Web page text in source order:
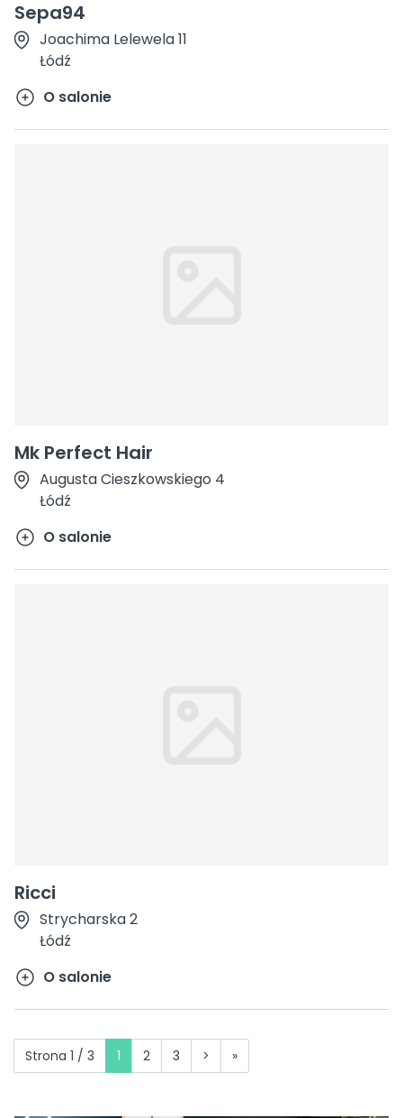
Sepa94
Joachima Lelewela 11
Łódź
O salonie
Mk Perfect Hair
Augusta Cieszkowskiego 4
Łódź
O salonie
Ricci
Strycharska 2
Łódź
O salonie
Strona 1 / 3 1 2 3 > »